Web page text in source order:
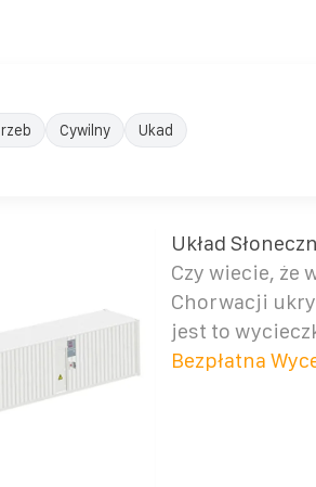
Cywilny Ukad
Układ
Czy wiecie, że
Chorwacji
jest to
Bezpłatna